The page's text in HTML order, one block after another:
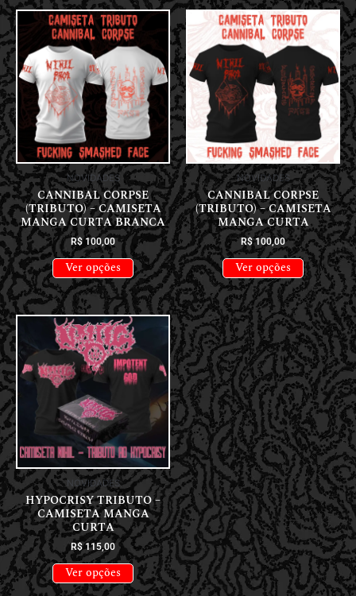
NOVIDADES
CANNIBAL CORPSE
(TRIBUTO) – CAMISETA
MANGA CURTA BRANCA
R$100,00
Ver opções
NOVIDADES
CANNIBAL CORPSE
(TRIBUTO) – CAMISETA
MANGA CURTA
R$100,00
Ver opções
NOVIDADES
HYPOCRISY TRIBUTO –
CAMISETA MANGA
CURTA
R$115,00
Ver opções